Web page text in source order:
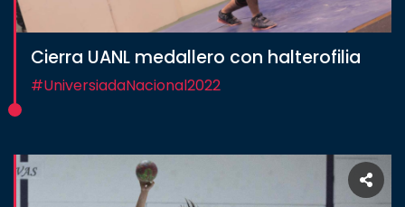
Oferta
educativa
Estudiantes
Rectoría
Internacionalización
Responsabilidad
Cierra UANL medallero con halterofilia
#UniversiadaNacional2022